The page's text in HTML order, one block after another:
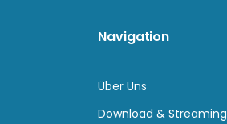
Navigation
Über Uns
Download & Streaming